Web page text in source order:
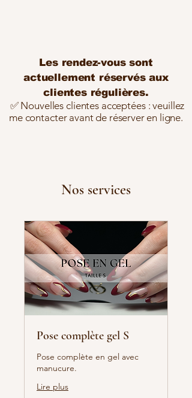
Les rendez-vous sont
actuellement réservés aux
clientes régulières.
✅ Nouvelles clientes acceptées : veuillez
me contacter avant de réserveren ligne.
Nos services
Pose complète gel S
Pose complète en gel avec
manucure.
Lire plus